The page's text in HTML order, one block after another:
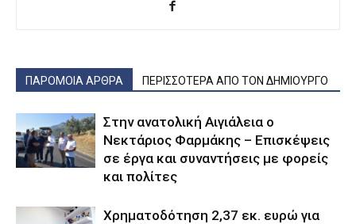
ΠΑΡΟΜΟΙΑ ΑΡΘΡΑ ΠΕΡΙΣΣΟΤΕΡΑ ΑΠΟ ΤΟΝ ΔΗΜΙΟΥΡΓΟ
Στην ανατολική Αιγιάλεια ο
Νεκτάριος Φαρμάκης – Επισκέψεις
σε έργα και συναντήσεις με φορείς
και πολίτες
Χρηματοδότηση 2,37 εκ. ευρώ για